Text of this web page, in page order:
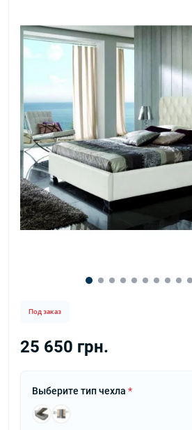
Под заказ
25 650 грн.
Выберите тип чехла *